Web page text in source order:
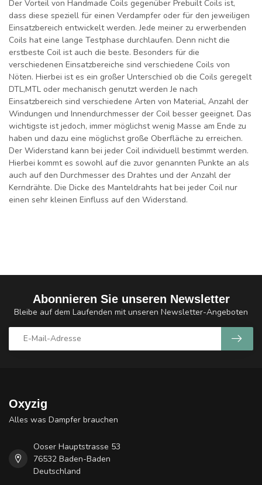
Der Vorteil von Handmade Coils gegenüber Prebuilt Coils ist,
dass diese speziell für einen Verdampfer oder für den jeweiligen
Einsatzbereich entwickelt werden. Jede meiner zu erwerbenden
Coils hat eine lange Testphase durchlaufen. Denn nicht die
erstbeste Coil ist auch die beste. Besonders für die
verschiedenen Einsatzbereiche sind verschiedene Coils von
Nöten. Hierbei ist es ein großer Unterschied ob die Coils geregelt
DTL,MTL oder mechanisch genutzt werden Je nach
Einsatzbereich sind verschiedene Arten von Material, Anzahl der
Windungen und Innendurchmesser der Coil besser geeignet. Das
wichtigste ist jedoch, immer möglichst wenig Masse am Ende zu
haben und dazu eine möglichst große Oberfläche zu erreichen.
Der Widerstand kann bei jeder Coil individuell bestimmt werden.
Hierbei kommt es sowohl auf die zuvor genannten Punkte an als
auch auf den Durchmesser des Drahtes und der Anzahl der
Kerndrähte. Die Dicke des Manteldrahts hat bei jeder Coil nur
einen sehr kleinen Einfluss auf den Widerstand.
Abonnieren Sie unseren Newsletter
Bleibe auf dem Laufenden mit unseren Newsletter-Angeboten
Oxyzig
Alles was Dampfer brauchen
Ooser Hauptstrasse 53
76532 Baden-Baden
Deutschland